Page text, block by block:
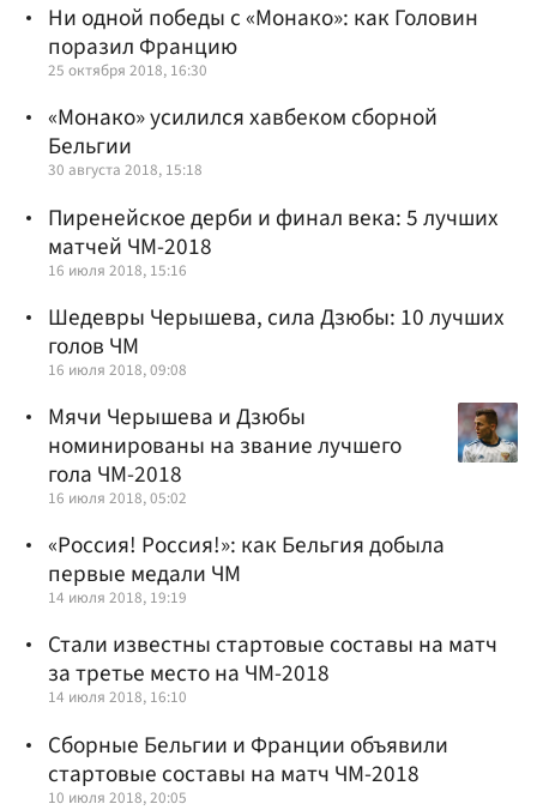
Ни одной победы с «Монако»: как Головин
поразил Францию
25 октября 2018, 16:30
«Монако» усилился хавбеком сборной
Бельгии
30 августа 2018, 15:18
Пиренейское дерби и финал века: 5 лучших
матчей ЧМ-2018
16 июля 2018, 15:16
Шедевры Черышева, сила Дзюбы: 10 лучших
голов ЧМ
16 июля 2018, 09:08
Мячи Черышева и Дзюбы
номинированы на звание лучшего
гола ЧМ-2018
16 июля 2018, 05:02
«Россия! Россия!»: как Бельгия добыла
первые медали ЧМ
14 июля 2018, 19:19
Стали известны стартовые составы на матч
за третье место на ЧМ-2018
14 июля 2018, 16:10
Сборные Бельгии и Франции объявили
стартовые составы на матч ЧМ-2018
10 июля 2018, 20:05